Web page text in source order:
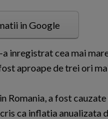
in Google
inregistrat cea mai
aproape de trei ori
Romania, a fost
ca inflatia anualizata